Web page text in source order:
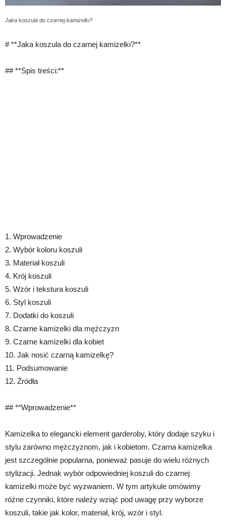
Jaka koszula do czarnej kamizelki?
# **Jaka koszula do czarnej kamizelki?**
## **Spis treści:**
1. Wprowadzenie
2. Wybór koloru koszuli
3. Materiał koszuli
4. Krój koszuli
5. Wzór i tekstura koszuli
6. Styl koszuli
7. Dodatki do koszuli
8. Czarne kamizelki dla mężczyzn
9. Czarne kamizelki dla kobiet
10. Jak nosić czarną kamizelkę?
11. Podsumowanie
12. Źródła
## **Wprowadzenie**
Kamizelka to elegancki element garderoby, który dodaje szyku i
stylu zarówno mężczyznom, jak i kobietom. Czarna kamizelka
jest szczególnie popularna, ponieważ pasuje do wielu różnych
stylizacji. Jednak wybór odpowiedniej koszuli do czarnej
kamizelki może być wyzwaniem. W tym artykule omówimy
różne czynniki, które należy wziąć pod uwagę przy wyborze
koszuli, takie jak kolor, materiał, krój, wzór i styl.